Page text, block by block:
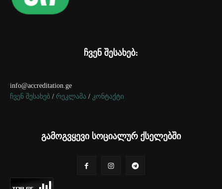
ჩვენ შესახებ:
info@accreditation.ge
ჩვენ შესახებ / რეკლამა / კონტაქტი
გამოგვყევი სოციალურ ქსელებში